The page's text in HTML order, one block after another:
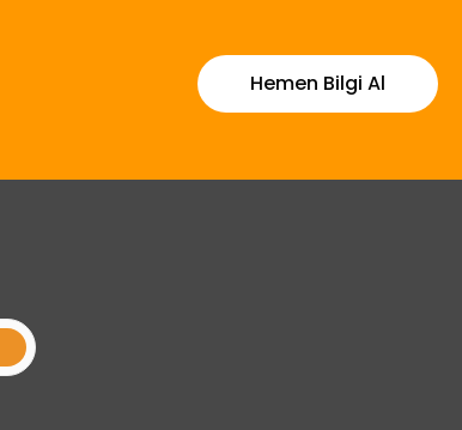
Hemen Bilgi Al